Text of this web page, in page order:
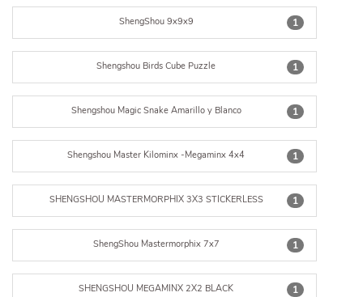
1
ShengShou 9x9x9
1
Shengshou Birds Cube Puzzle
1
Shengshou Magic Snake Amarillo y Blanco
1
Shengshou Master Kilominx -Megaminx 4x4
1
SHENGSHOU MASTERMORPHIX 3X3 STICKERLESS
1
ShengShou Mastermorphix 7x7
1
SHENGSHOU MEGAMINX 2X2 BLACK